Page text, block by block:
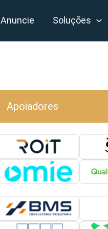
Anuncie Soluções
Apoiadores